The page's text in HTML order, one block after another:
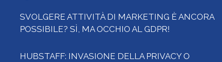
SVOLGERE ATTIVITÀ DI MARKETING È ANCORA
POSSIBILE? SÌ, MA OCCHIO AL GDPR!
HUBSTAFF: INVASIONE DELLA PRIVACY O